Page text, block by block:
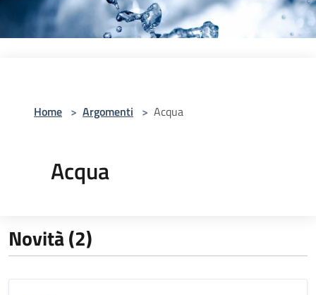
Home > Argomenti > Acqua
Acqua
Novità (2)